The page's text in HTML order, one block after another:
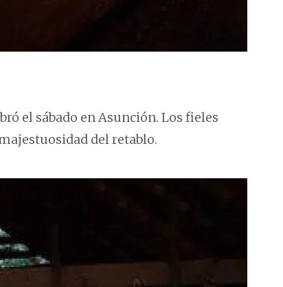
el sábado en Asunción. Los fieles
del retablo.